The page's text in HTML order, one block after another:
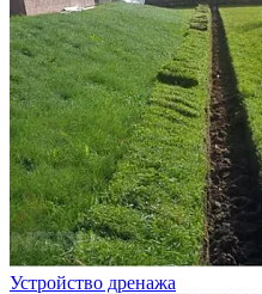
Устройство дренажа